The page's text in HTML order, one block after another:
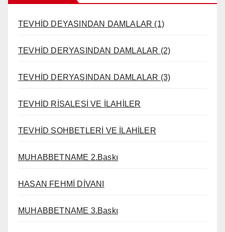
TEVHİD DEYASINDAN DAMLALAR (1)
TEVHİD DERYASINDAN DAMLALAR (2)
TEVHİD DERYASINDAN DAMLALAR (3)
TEVHİD RİSALESİ VE İLAHİLER
TEVHİD SOHBETLERİ VE İLAHİLER
MUHABBETNAME 2.Baskı
HASAN FEHMİ DİVANI
MUHABBETNAME 3.Baskı